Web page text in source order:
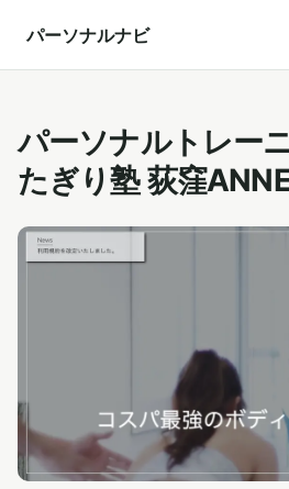
パーソナルナビ
パーソナルトレー
たぎり塾 荻窪